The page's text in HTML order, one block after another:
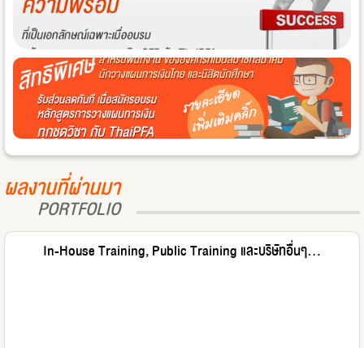
ผลงานที่ผ่านมา
PORTFOLIO
In-House Training, Public Training และบริษัทอื่นๆ...